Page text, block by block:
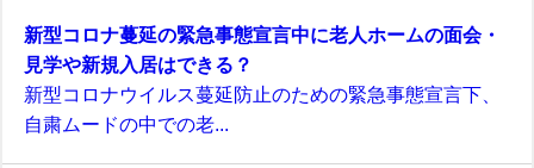
新型コロナ蔓延の緊急事態宣言中に老人ホームの面会・
見学や新規入居はできる？
新型コロナウイルス蔓延防止のための緊急事態宣言下、
自粛ムードの中での老...